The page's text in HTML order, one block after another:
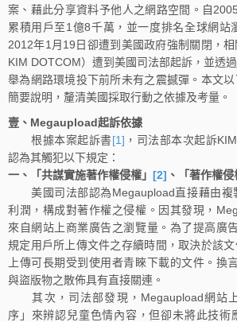
案、藉此分享資料予他人之網路空間。自
累積用戶至1億8千萬，並一度排名全球網站
2012年1月19日卻遭到美國政府強制關閉，
KIM DOTCOM）遭到美國司法部起訴，並透
舉為網路環境投下前所未有之震撼彈。本文
簡要說明，釐清美國採取行動之依據及考量。
壹、Megaupload起訴依據
根據本案起訴書[1] ，司法部本次起訴
認為其觸犯以下規定：
一、「共謀實施著作權侵權」 [2] 、「著作權侵
美國司法部認為Megaupload直接藉由複
利潤，構成對著作權之侵權。因其發現，
來自網站上商業廣告之瀏覽量。為了提高廣
規定用戶所上傳文件之存續時間，取決於該
上傳可長期受到使用者青睞下載的文件。換
與盜版物之散佈具有直接關連。
其次，司法部發現，Megaupload網站
序」來辨認兒童色情內容，但卻未將此技術